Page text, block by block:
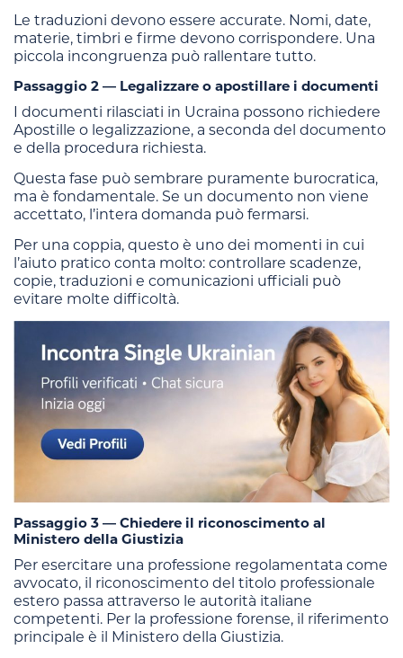
Le traduzioni devono essere accurate. Nomi, date,
materie, timbri e firme devono corrispondere. Una
piccola incongruenza può rallentare tutto.
Passaggio 2 — Legalizzare o apostillare i documenti
I documenti rilasciati in Ucraina possono richiedere
Apostille o legalizzazione, a seconda del documento
e della procedura richiesta.
Questa fase può sembrare puramente burocratica,
ma è fondamentale. Se un documento non viene
accettato, l’intera domanda può fermarsi.
Per una coppia, questo è uno dei momenti in cui
l’aiuto pratico conta molto: controllare scadenze,
copie, traduzioni e comunicazioni ufficiali può
evitare molte difficoltà.
Passaggio 3 — Chiedere il riconoscimento al
Ministero della Giustizia
Per esercitare una professione regolamentata come
avvocato, il riconoscimento del titolo professionale
estero passa attraverso le autorità italiane
competenti. Per la professione forense, il riferimento
principale è il Ministero della Giustizia.